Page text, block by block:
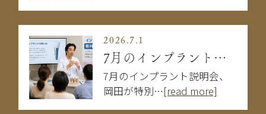
2026.7.1
7月のインプラント説明会
7月のインプラント説明会、
岡田が特別…[read more]